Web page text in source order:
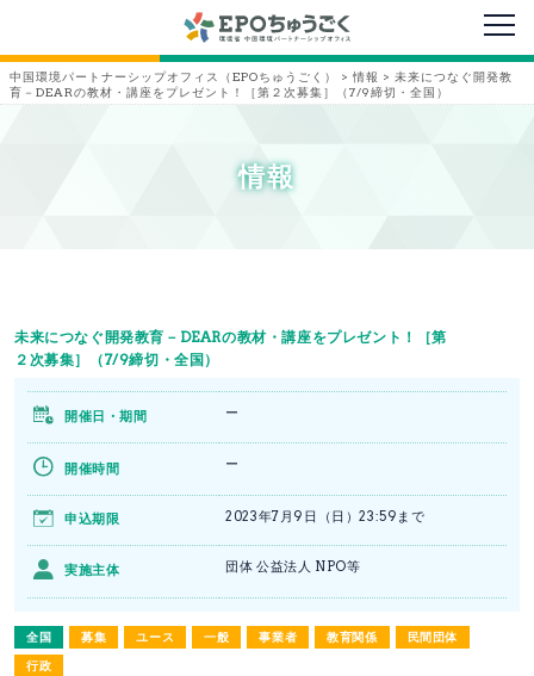
メニ
中国環境パートナーシップオフィス（EPOちゅうごく） > 情報 > 未来につなぐ開発教
育－DEARの教材・講座をプレゼント！［第２次募集］（7/9締切・全国）
情報
未来につなぐ開発教育－DEARの教材・講座をプレゼント！［第
２次募集］（7/9締切・全国）
全国 募集 ユース 一般 事業者 教育関係
民間団体
行政
開催日・期間 ー
開催時間 ー
申込期限 2023年7月9日（日）23:59まで
実施主体 団体 公益法人 NPO等